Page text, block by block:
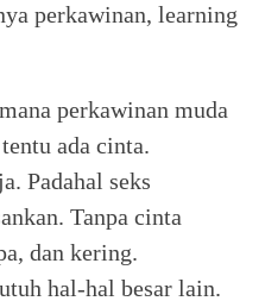
perkawinan, learning
perkawinan muda
ada cinta.
Padahal seks
Tanpa cinta
dan kering.
hal-hal besar lain.